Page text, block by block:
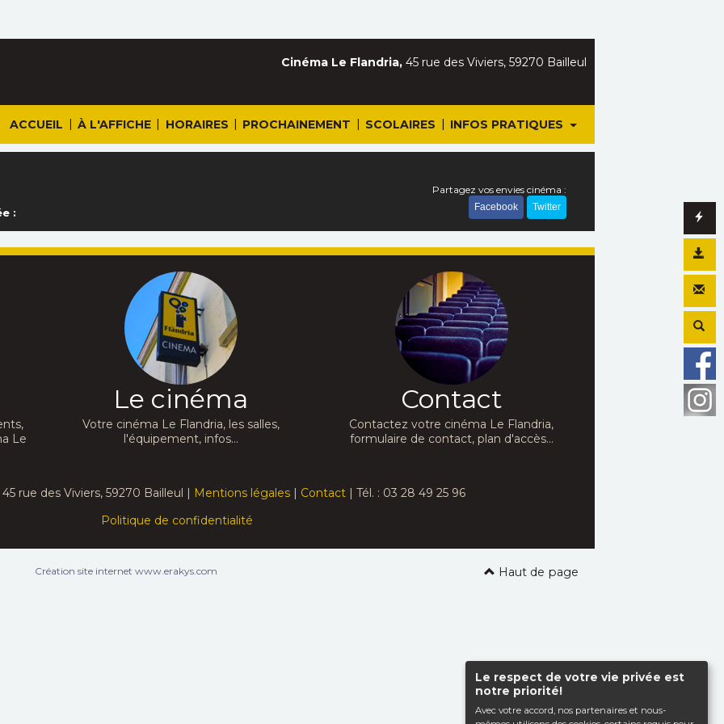
Le respect de votre vie privée est
notre priorité!
Avec votre accord, nos partenaires et nous-
ACCUEIL | À L'AFFICHE | HORAIRES | PROCHAINEMENT | SCOLAIRES | INFOS PRATIQUES
Cinéma Le Flandria, 45 rue des Viviers, 59270 Bailleul
:
Partagez vos envies cinéma :
Facebook Twitter
Le
Le cinéma
Votre cinéma Le Flandria, les salles,
l'équipement, infos...
Contact
Contactez votre cinéma Le Flandria,
formulaire de contact, plan d'accès...
rue des Viviers, 59270 Bailleul | Mentions légales | Contact | Tél. : 03 28 49 25 96
Politique de confidentialité
Haut de page
Création site internet www.erakys.com